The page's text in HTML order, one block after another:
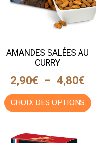
AMANDES SALÉES AU
CURRY
2,90€ – 4,80€
CHOIX DES OPTIONS